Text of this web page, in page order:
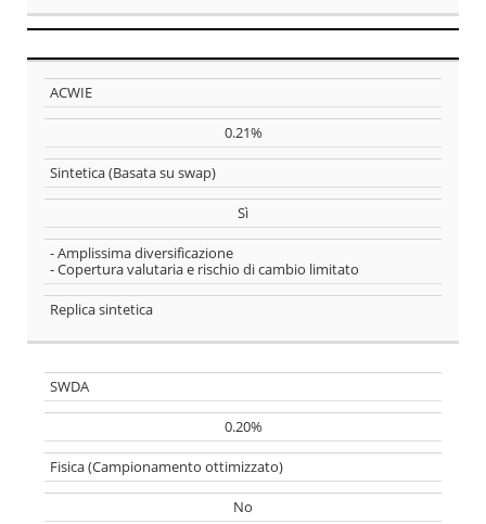
Ticker
Replica
PRO
CONTRO
ACWIE
0.21%
Sintetica (Basata su swap)
Sì
- Amplissima diversificazione
- Copertura valutaria e rischio di cambio limitato
Replica sintetica
SWDA
0.20%
Fisica (Campionamento ottimizzato)
No